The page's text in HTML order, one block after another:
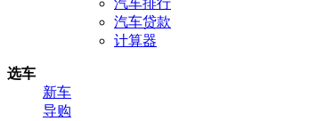
汽车排行
汽车贷款
计算器
选车
新车
导购